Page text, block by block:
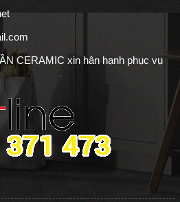
CERAMIC xin hân hạnh phục vụ